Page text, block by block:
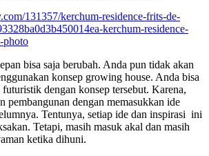
131357/kerchum-residence-frits-de-
kerchum-residence-
photo
bisa saja berubah. Anda pun tidak akan
konsep growing house. Anda bisa
dengan konsep tersebut. Karena,
pembangunan dengan memasukkan ide
Tentunya, setiap ide dan inspirasi ini
Tetapi, masih masuk akal dan masih
ketika dihuni.